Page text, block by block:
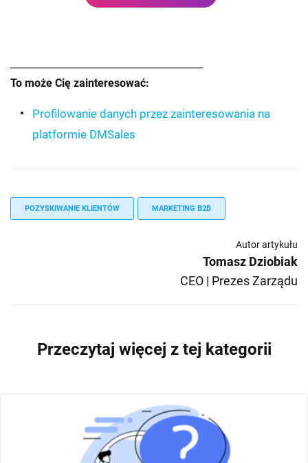
To może Cię zainteresować:
Profilowanie danych przez zainteresowania na
platformie DMSales
POZYSKIWANIE KLIENTÓW MARKETING B2B
Autor artykułu
Tomasz Dziobiak
CEO | Prezes Zarządu
Przeczytaj więcej z tej kategorii
STRATEGIA MARKETINGOWA ANALIZA RYNKU
SEGMENTACJA KLIENTÓW MARKETING B2B